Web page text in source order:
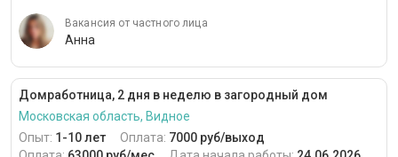
Вакансия от частного лица
Анна
Домработница, 2 дня в неделю в загородный дом
Московская область, Видное
Опыт: 1-10 лет Оплата: 7000 руб/выход